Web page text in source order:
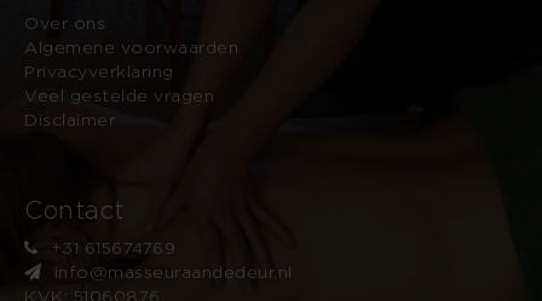
Over ons
Algemene voorwaarden
Privacyverklaring
Veel gestelde vragen
Disclaimer
Contact
+31 615674769
info@masseuraandedeur.nl
KVK: 51060876